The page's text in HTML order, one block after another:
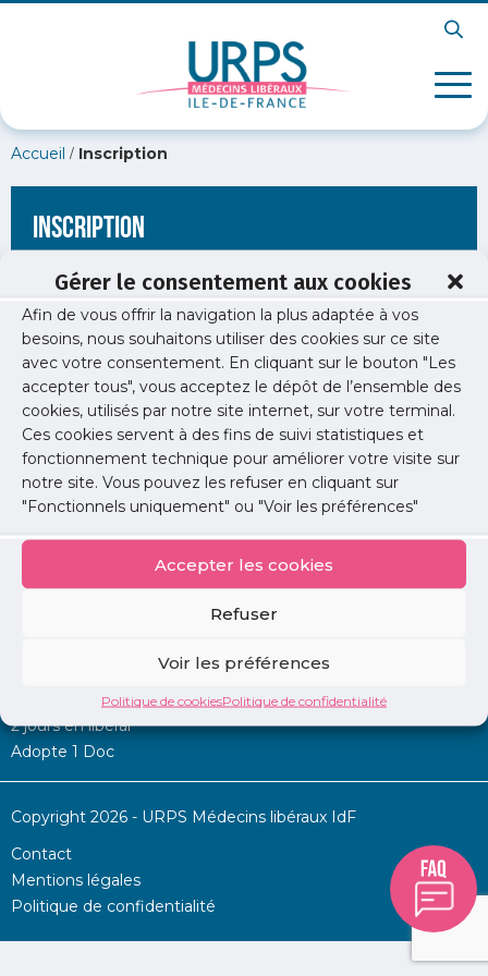
Gérer le consentement aux cookies
Afin de vous offrir la navigation la plus adaptée à vos
besoins, nous souhaitons utiliser des cookies sur ce site
avec votre consentement. En cliquant sur le bouton "Les
accepter tous", vous acceptez le dépôt de l’ensemble des
cookies, utilisés par notre site internet, sur votre terminal.
Ces cookies servent à des fins de suivi statistiques et
fonctionnement technique pour améliorer votre visite sur
notre site. Vous pouvez les refuser en cliquant sur
"Fonctionnels uniquement" ou "Voir les préférences"
Accepter les cookies
Refuser
Voir les préférences
Politique de cookiesPolitique de confidentialité
Accueil / Inscription
Inscription
[wppb-register form_name="inscription"
redirect_url="https://www.urps-med-idf.org/sinstaller/zones-
deficitaires-ars-2022-et-aides-a-linstallation-et-au-
maintien/flyer-perm-locale-version-image/"]
Permanence d’aide à l’installation
2 jours en libéral
Adopte 1 Doc
Copyright 2026 - URPS Médecins libéraux IdF
Contact
Mentions légales
Politique de confidentialité